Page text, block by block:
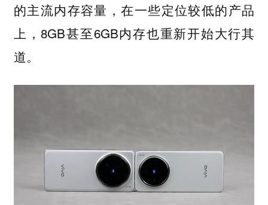
的主流内存容量，在一些定位较低的产品
上，8GB甚至6GB内存也重新开始大行其
道。